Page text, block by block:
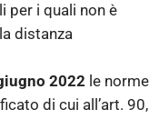
per i quali non è
distanza
2022 le norme
di cui all’art. 90,